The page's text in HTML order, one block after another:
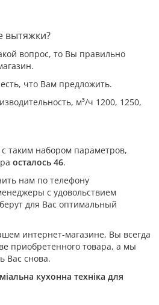
вытяжки?
вопрос, то Вы правильно
что Вам предложить.
м³/ч 1200, 1250,
таким набором параметров,
осталось 46.
нам по телефону
с удовольствием
для Вас оптимальный
интернет-магазине, Вы всегда
приобретенного товара, а мы
Вас снова.
кухонна техніка для